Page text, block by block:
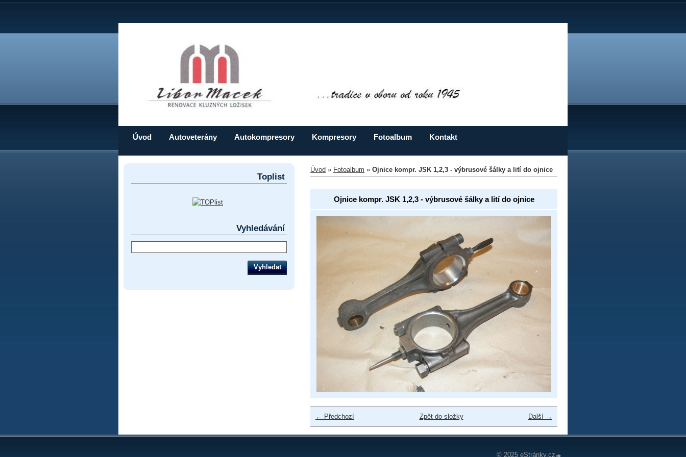
Úvod Autoveterány Autokompresory Kompresory Fotoalbum Kontakt
Úvod » Fotoalbum » Ojnice kompr. JSK 1,2,3 - výbrusové šálky a lití do ojnice
Ojnice kompr. JSK 1,2,3 - výbrusové šálky a lití do ojnice
← Předchozí Další →
Zpět do složky
Toplist
Vyhledávání
© 2025 eStránky.cz